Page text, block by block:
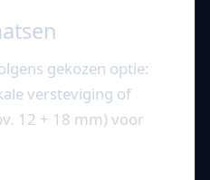
gekozen optie:
versteviging of
12 + 18 mm) voor